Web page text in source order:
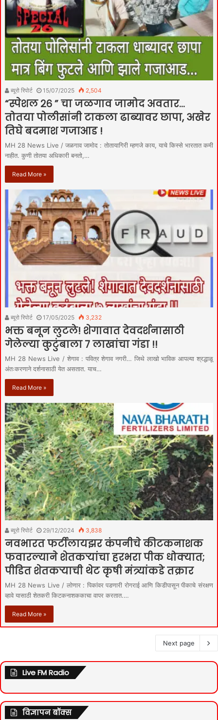
ब्यूरो रिपोर्ट 15/07/2025 2,504
“स्पेशल २६ ” चा जळगाव जामोद अवतार…
तोतया पोलीसांनी टाकला ढाब्यावर छापा, अखेर
तिघे बदमाश गजाआड !
MH 28 News Live / जळगाव जामोद : तोतायागिरी म्हणजे काय, याचे किस्से भारतात कमी
नाहीत. कुणी तोतया अधिकारी बनतो,…
Read More »
ब्यूरो रिपोर्ट 17/05/2025 3,232
भक्त बनून लुटले! शेगावात देवदर्शनासाठी
गेलेल्या कुटुंबाला ७ लाखांचा गंडा !!
MH 28 News Live / शेगाव : पवित्र शेगाव नगरी… जिथे लाखो भाविक आपल्या श्रद्धाळू
अंतःकरणाने दर्शनासाठी येत असतात. याच…
Read More »
ब्यूरो रिपोर्ट 29/12/2024 3,838
नवभारत फर्टीलायझर कंपनीचे कीटकनाशक
फवारल्याने शेतकऱ्यांचा हरभरा पीक धोक्यात;
पीडित शेतकऱ्याची थेट कृषी मंत्र्यांकडे तक्रार
MH 28 News Live / लोणार : पिकांवर पडणारी रोगराई आणि किडीपासून पीकाचे संरक्षण
व्हावे यासाठी शेतकरी किटकनाशककाचा वापर करतात.…
Read More »
Next page
Live FM Radio
विज्ञापन बॉक्स